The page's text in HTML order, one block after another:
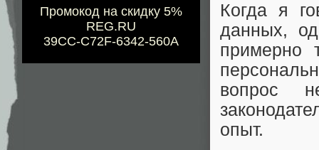
Промокод на скидку 5%
REG.RU
39CC-C72F-6342-560A
Когда я
данных,
примерно
вопрос
опыт.